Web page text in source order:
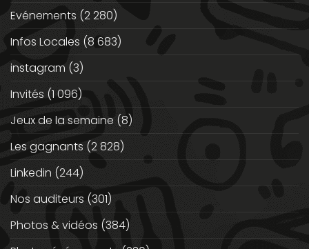
Evénements (2 280)
Infos Locales (8 683)
instagram (3)
Invités (1 096)
Jeux de la semaine (8)
Les gagnants (2 828)
Linkedin (244)
Nos auditeurs (301)
Photos & vidéos (384)